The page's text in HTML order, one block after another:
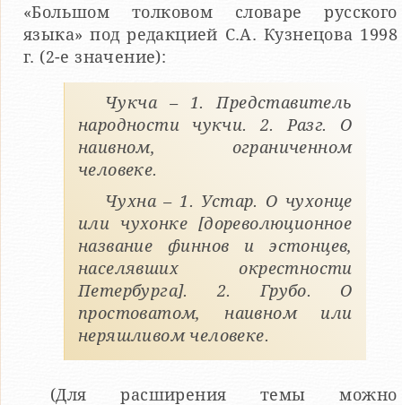
«Большом толковом словаре русского
языка» под редакцией С.А. Кузнецова 1998
г. (2-е значение):
Чукча – 1. Представитель
народности чукчи. 2. Разг. О
наивном, ограниченном
человеке.
Чухна – 1. Устар. О чухонце
или чухонке [дореволюционное
название финнов и эстонцев,
населявших окрестности
Петербурга]. 2. Грубо. О
простоватом, наивном или
неряшливом человеке.
(Для расширения темы можно